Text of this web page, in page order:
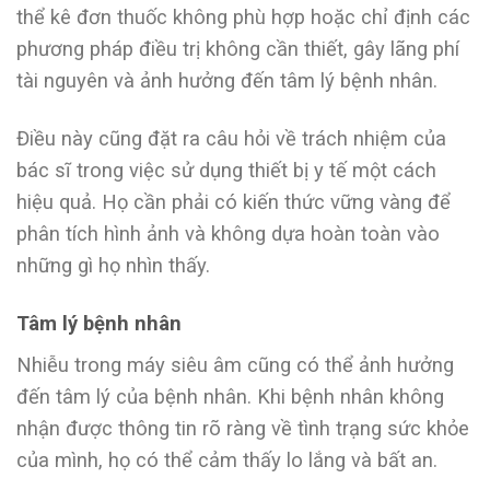
thể kê đơn thuốc không phù hợp hoặc chỉ định các
phương pháp điều trị không cần thiết, gây lãng phí
tài nguyên và ảnh hưởng đến tâm lý bệnh nhân.
Điều này cũng đặt ra câu hỏi về trách nhiệm của
bác sĩ trong việc sử dụng thiết bị y tế một cách
hiệu quả. Họ cần phải có kiến thức vững vàng để
phân tích hình ảnh và không dựa hoàn toàn vào
những gì họ nhìn thấy.
Tâm lý bệnh nhân
Nhiễu trong máy siêu âm cũng có thể ảnh hưởng
đến tâm lý của bệnh nhân. Khi bệnh nhân không
nhận được thông tin rõ ràng về tình trạng sức khỏe
của mình, họ có thể cảm thấy lo lắng và bất an.